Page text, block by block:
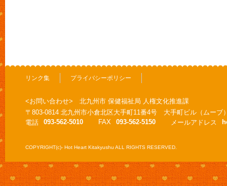
リンク集 プライバシーポリシー
<お問い合わせ> 北九州市 保健福祉局 人権文化推進課
〒803-0814 北九州市小倉北区大手町11番4号 大手町ビル（ムーブ
電話
093-562-5010 FAX 093-562-5150 メールアドレス
COPYRIGHT(c)- Hot Heart Kitakyushu ALL RIGHTS RESERVED.